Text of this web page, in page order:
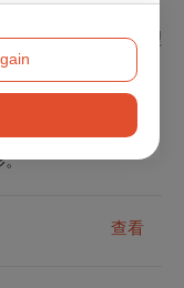
，活動現場無法受理
鐘後禁止入場。
電影時,請關閉行
。
查看